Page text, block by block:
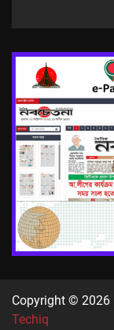
Copyright © 2026
Techiq